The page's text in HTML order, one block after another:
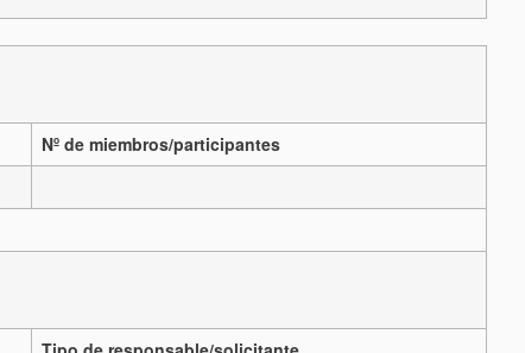
Nº de miembros/participantes